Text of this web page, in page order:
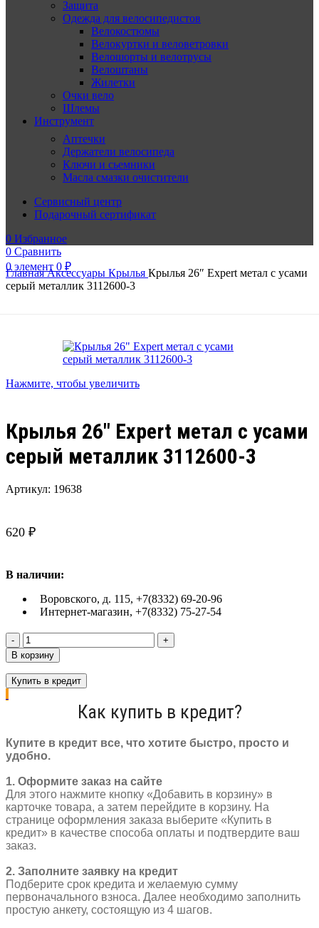
Защита
Одежда для велосипедистов
Велокостюмы
Велокуртки и веловетровки
Велошорты и велотрусы
Велоштаны
Жилетки
Очки вело
Шлемы
Инструмент
Аптечки
Держатели велосипеда
Ключи и сьемники
Масла смазки очистители
Сервисный центр
Подарочный сертификат
0 Избранное
0 Сравнить
0элемент 0 ₽
ГлавнаяАксессуары Крылья Крылья 26″ Expert метал с усами
серый металлик 3112600-3
Нажмите, чтобы увеличить
Крылья 26″ Expert метал с усами
серый металлик 3112600-3
Артикул: 19638
620 ₽
В наличии:
Воровского, д. 115, +7(8332) 69-20-96
Интернет-магазин, +7(8332) 75-27-54
Количество
товара
Крылья
26"
Expert
серый
металлик
3
В корзину
Купить в кредит
Как купить в кредит?
Купите в кредит все, что хотите быстро, просто и
удобно.
1. Оформите заказ на сайте
Для этого нажмите кнопку «Добавить в корзину» в
карточке товара, а затем перейдите в корзину. На
странице оформления заказа выберите «Купить в
кредит» в качестве способа оплаты и подтвердите ваш
заказ.
2. Заполните заявку на кредит
Подберите срок кредита и желаемую сумму
первоначального взноса. Далее необходимо заполнить
простую анкету, состоящую из 4 шагов.